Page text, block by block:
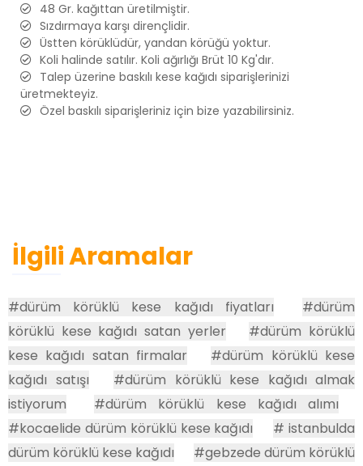
48 Gr. kağıttan üretilmiştir.
Sızdırmaya karşı dirençlidir.
Üstten körüklüdür, yandan körüğü yoktur.
Koli halinde satılır. Koli ağırlığı Brüt 10 Kg'dır.
Talep üzerine baskılı kese kağıdı siparişlerinizi
üretmekteyiz.
Özel baskılı siparişleriniz için bize yazabilirsiniz.
İlgili Aramalar
#dürüm körüklü kese kağıdı fiyatları
#dürüm
körüklü kese kağıdı satan yerler
#dürüm körüklü
kese kağıdı satan firmalar
#dürüm körüklü kese
kağıdı satışı
#dürüm körüklü kese kağıdı almak
istiyorum
#dürüm körüklü kese kağıdı alımı
#kocaelide dürüm körüklü kese kağıdı
# istanbulda
dürüm körüklü kese kağıdı
#gebzede dürüm körüklü